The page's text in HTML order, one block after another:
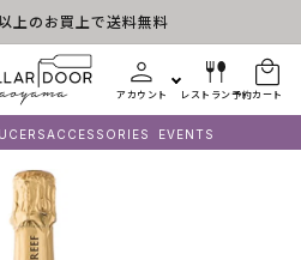
上のお買上で送料無料
アカウント レストラン予約カート
ACCESSORIES EVENTS